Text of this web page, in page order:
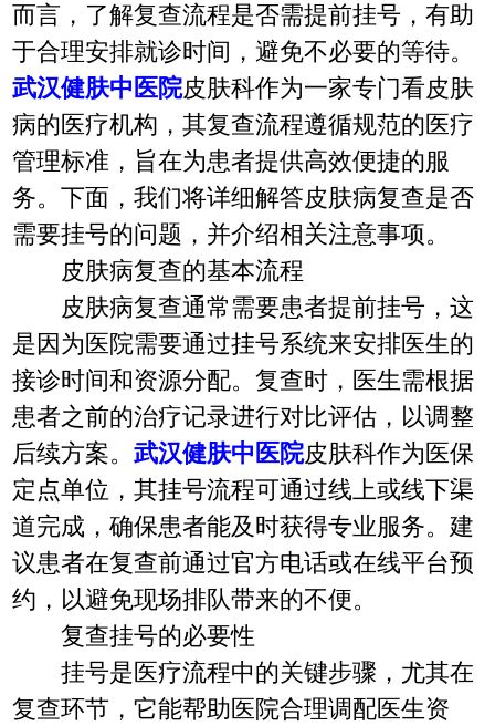
而言，了解复查流程是否需提前挂号，有助
于合理安排就诊时间，避免不必要的等待。
武汉健肤中医院皮肤科作为一家专门看皮肤
病的医疗机构，其复查流程遵循规范的医疗
管理标准，旨在为患者提供高效便捷的服
务。下面，我们将详细解答皮肤病复查是否
需要挂号的问题，并介绍相关注意事项。
皮肤病复查的基本流程
皮肤病复查通常需要患者提前挂号，这
是因为医院需要通过挂号系统来安排医生的
接诊时间和资源分配。复查时，医生需根据
患者之前的治疗记录进行对比评估，以调整
后续方案。武汉健肤中医院皮肤科作为医保
定点单位，其挂号流程可通过线上或线下渠
道完成，确保患者能及时获得专业服务。建
议患者在复查前通过官方电话或在线平台预
约，以避免现场排队带来的不便。
复查挂号的必要性
挂号是医疗流程中的关键步骤，尤其在
复查环节，它能帮助医院合理调配医生资